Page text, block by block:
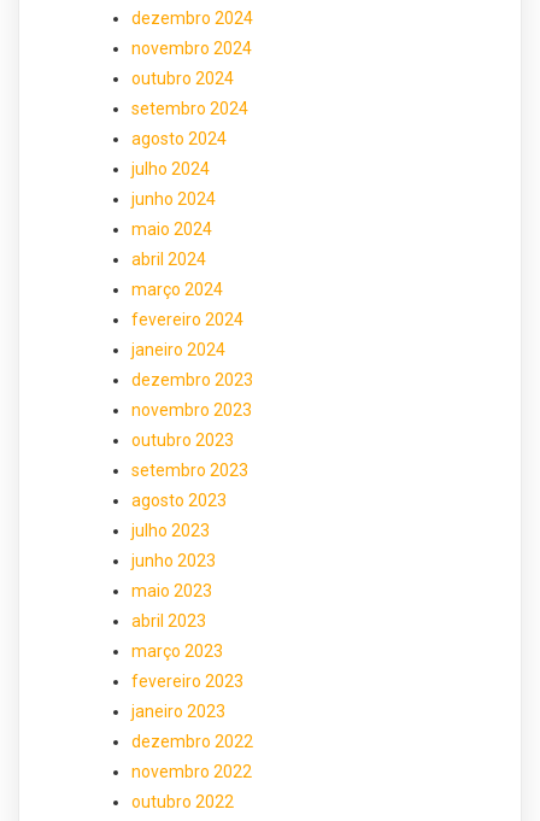
dezembro 2024
novembro 2024
outubro 2024
setembro 2024
agosto 2024
julho 2024
junho 2024
maio 2024
abril 2024
março 2024
fevereiro 2024
janeiro 2024
dezembro 2023
novembro 2023
outubro 2023
setembro 2023
agosto 2023
julho 2023
junho 2023
maio 2023
abril 2023
março 2023
fevereiro 2023
janeiro 2023
dezembro 2022
novembro 2022
outubro 2022